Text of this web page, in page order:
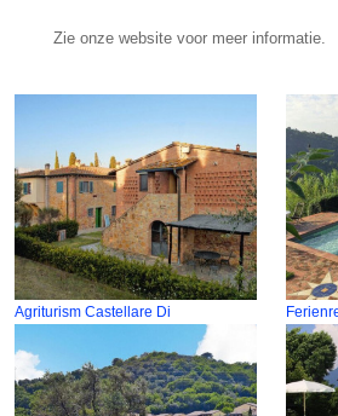
Zie onze website voor meer informatie.
Agriturism Castellare Di